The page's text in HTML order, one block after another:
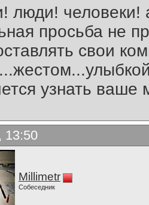
люди! человеки!
просьба не
свои
узнать ваше
13:50
Millimetr
Собеседник